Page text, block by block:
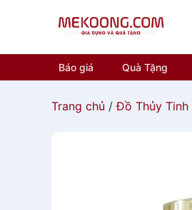
Báo giá Quà Tặng
Trang chủ /Đồ Thủy Tinh